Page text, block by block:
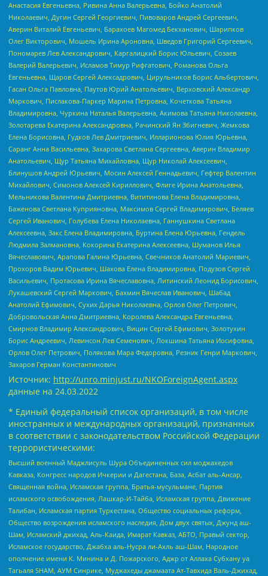
Анастасия Евгеньевна, Ривина Анна Валерьевна, Бойко Анатолий
Николаевич, Дугин Сергей Георгиевич, Пивоваров Андрей Сергеевич,
Аверин Виталий Евгеньевич, Барахоев Магомед Бекханович, Шарипков
Олег Викторович, Мошель Ирина Ароновна, Шведов Григорий Сергеевич,
Пономарев Лев Александрович, Каргалицкий Борис Юльевич, Созаев
Валерий Валерьевич, Исламов Тимур Рифгатович, Романова Ольга
Евгеньевна, Щаров Сергей Алексадрович, Цирульников Борис Альбертович,
Гасан Ольга Павловна, Паутов Юрий Анатольевич, Верховский Александр
Маркович, Пислакова-Паркер Марина Петровна, Кочеткова Татьяна
Владимировна, Чуркина Наталья Валерьевна, Акимова Татьяна Николаевна,
Золотарева Екатерина Александровна, Рачинский Ян Збигневич, Жемкова
Елена Борисовна, Гудков Лев Дмитриевич, Илларионова Юлия Юрьевна,
Саранг Анна Васильевна, Захарова Светлана Сергеевна, Аверин Владимир
Анатольевич, Щур Татьяна Михайловна, Щур Николай Алексеевич,
Блинушов Андрей Юрьевич, Мосин Алексей Геннадьевич, Гефтер Валентин
Михайлович, Симонов Алексей Кириллович, Флиге Ирина Анатольевна,
Мельникова Валентина Дмитриевна, Вититинова Елена Владимировна,
Баженова Светлана Куприяновна, Максимов Сергей Владимирович, Беляев
Сергей Иванович, Голубева Елена Николаевна, Ганнушкина Светлана
Алексеевна, Закс Елена Владимировна, Буртина Елена Юрьевна, Гендель
Людмила Залмановна, Кокорина Екатерина Алексеевна, Шуманов Илья
Вячеславович, Арапова Галина Юрьевна, Свечников Анатолий Мариевич,
Прохоров Вадим Юрьевич, Шахова Елена Владимировна, Подузов Сергей
Васильевич, Протасова Ирина Вячеславовна, Литинский Леонид Борисович,
Лукашевский Сергей Маркович, Бахмин Вячеслав Иванович, Шабад
Анатолий Ефимович, Сухих Дарья Николаевна, Орлов Олег Петрович,
Добровольская Анна Дмитриевна, Королева Александра Евгеньевна,
Смирнов Владимир Александрович, Вицин Сергей Ефимович, Золотухин
Борис Андреевич, Левинсон Лев Семенович, Локшина Татьяна Иосифовна,
Орлов Олег Петрович, Полякова Мара Федоровна, Резник Генри Маркович,
Захаров Герман Константинович
Источник: http://unro.minjust.ru/NKOForeignAgent.aspx
данные на 24.03.2022
* Единый федеральный список организаций, в том числе
иностранных и международных организаций, признанных
в соответствии с законодательством Российской Федерации
террористическими:
Высший военный Маджлисуль Шура Объединенных сил моджахедов
Кавказа, Конгресс народов Ичкерии и Дагестана, База, Асбат аль-Ансар,
Священная война, Исламская группа, Братья-мусульмане, Партия
исламского освобождения, Лашкар-И-Тайба, Исламская группа, Движение
Талибан, Исламская партия Туркестана, Общество социальных реформ,
Общество возрождения исламского наследия, Дом двух святых, Джунд аш-
Шам, Исламский джихад, Аль-Каида, Имарат Кавказ, АБТО, Правый сектор,
Исламское государство, Джабха аль-Нусра ли-Ахль аш-Шам, Народное
ополчение имени К. Минина и Д. Пожарского, Аджр от Аллаха Субхану уа
Тагьаля SHAM, АУМ Синрике, Муджахеды джамаата Ат-Тавхида Валь-Джихад,